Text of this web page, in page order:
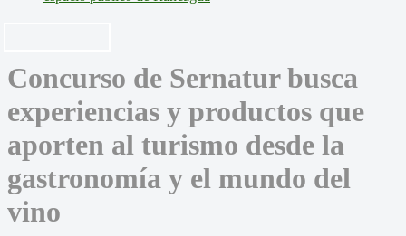
Concurso de Sernatur busca
experiencias y productos que
aporten al turismo desde la
gastronomía y el mundo del
vino